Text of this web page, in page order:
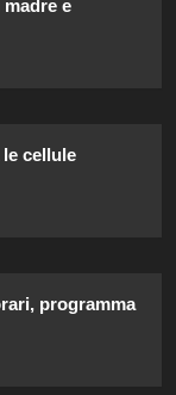
e
cellule
programma